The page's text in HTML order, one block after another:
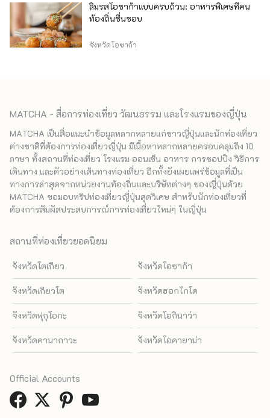
ลิ้มรสโอซาก้าแบบครบถ้วน: อาหารพิเศษที่คน
ท้องถิ่นชื่นชอบ
จังหวัดโอซาก้า
MATCHA - สื่อการท่องเที่ยว วัฒนธรรม และโรงแรมของญี่ปุ่น
MATCHA เป็นสื่อแนะนำข้อมูลหลากหลายแก่ชาวญี่ปุ่นและนักท่องเที่ยว
ต่างชาติที่ต้องการท่องเที่ยวญี่ปุ่น มีเนื้อหาหลากหลายครอบคลุมถึง 10
ภาษา ทั้งสถานที่ท่องเที่ยว โรงแรม ออนเซ็น อาหาร การชอปปิง วิธีการ
เดินทาง และตัวอย่างเส้นทางท่องเที่ยว อีกทั้งยังเผยแพร่ข้อมูลที่เป็น
ทางการล่าสุดจากหน่วยงานท้องถิ่นและบริษัทต่างๆ ของญี่ปุ่นด้วย
MATCHA ขอมอบทริปท่องเที่ยวญี่ปุ่นสุดวิเศษ สำหรับนักท่องเที่ยวที่
ต้องการสัมผัสประสบการณ์การท่องเที่ยวใหม่ๆ ในญี่ปุ่น
สถานที่ท่องเที่ยวยอดนิยม
จังหวัดโตเกียว จังหวัดโอซาก้า
จังหวัดเกียวโต จังหวัดฮอกไกโด
จังหวัดฟุกุโอกะ จังหวัดโอกินาว่า
จังหวัดคานากาวะ จังหวัดโอคายาม่า
Official Accounts